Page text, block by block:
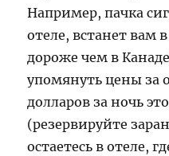
Например, пачка
отеле, встанет вам
дороже чем в
упомянуть цены за
долларов за ночь
(резервируйте
остаетесь в отеле,